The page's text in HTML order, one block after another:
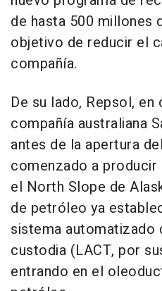
de hasta 500 millones
objetivo de reducir el
compañía.
De su lado, Repsol,
compañía australiana
antes de la apertura
comenzado a
el North Slope de
de petróleo ya
sistema automatizado
custodia (LACT, por
entrando en el